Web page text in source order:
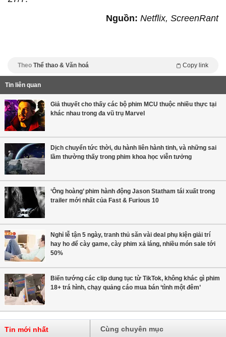
Nguồn: Netflix, ScreenRant
Theo Thể thao & Văn hoá Copy link
Tin liên quan
Giả thuyết cho thấy các bộ phim MCU thuộc nhiều thực tại
khác nhau trong đa vũ trụ Marvel
Dịch chuyển tức thời, du hành liên hành tinh, và những sai
lầm thường thấy trong phim khoa học viễn tưởng
‘Ông hoàng’ phim hành động Jason Statham tái xuất trong
trailer mới nhất của Fast & Furious 10
Nghỉ lễ tận 5 ngày, tranh thủ săn vài deal phụ kiện giải trí
hay ho để cày game, cày phim xả láng, nhiều món sale tới
50%
Biến tướng các clip dung tục từ TikTok, không khác gì phim
18+ trá hình, chạy quảng cáo mua bán ‘tình một đêm’
Tin mới nhất Cùng chuyên mục